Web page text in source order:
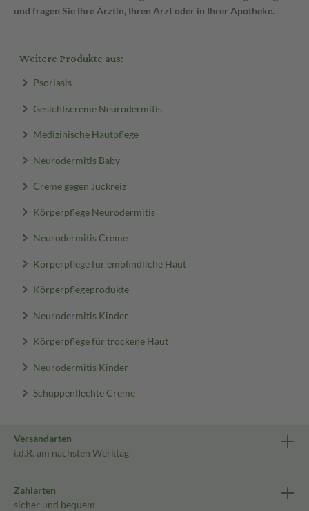
und fragen Sie Ihre Ärztin, Ihren Arzt oder in Ihrer Apotheke.
Weitere Produkte aus:
Psoriasis
Gesichtscreme Neurodermitis
Medizinische Hautpflege
Neurodermitis Baby
Creme gegen Juckreiz
Körperpflege Neurodermitis
Neurodermitis Creme
Körperpflege für empfindliche Haut
Körperpflegeprodukte
Neurodermitis Kinder
Körperpflege für trockene Haut
Neurodermitis Kinder
Schuppenflechte Creme
Versandarten
i.d.R. am nächsten Werktag
Zahlarten
sicher und bequem